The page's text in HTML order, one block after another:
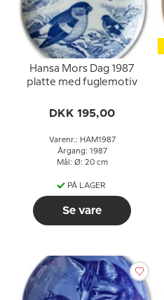
Hansa Mors Dag 1987
platte med fuglemotiv
DKK 195,00
Varenr.: HAM1987
Årgang: 1987
Mål: Ø: 20 cm
PÅ LAGER
Se vare